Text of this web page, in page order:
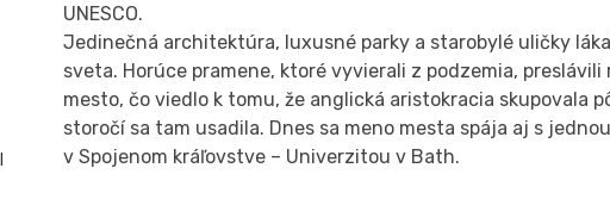
UNESCO.
Jedinečná architektúra, luxusné parky a starobylé uličky
sveta. Horúce pramene, ktoré vyvierali z podzemia, preslávili
mesto, čo viedlo k tomu, že anglická aristokracia skupovala
storočí sa tam usadila. Dnes sa meno mesta spája aj s
v Spojenom kráľovstve – Univerzitou v Bath.